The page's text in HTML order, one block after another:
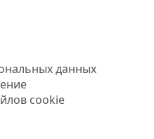
данных
cookie